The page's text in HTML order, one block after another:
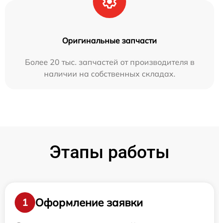
Оригинальные запчасти
Более 20 тыс. запчастей от производителя в
наличии на собственных складах.
Этапы работы
1
Оформление заявки